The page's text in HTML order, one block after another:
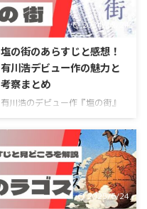
事実と神話的要素を巧みに融合し
ています。特に、アテルイ伝説や
ーの重要な柱となり、独自の世界
観を生み出しています。 本記事
では、物語の基本情報や登場人物
の関係性を紹介しつつ、詳しいあ
展開します。さらに、感想を交え
ながら、『薄紅天女』が描く壮大
...
2024/12/24
塩の街のあらすじと感想！
有川浩デビュー作の魅力と
考察まとめ
有川浩のデビュー作『塩の街』
は、終末SFと恋愛要素が融合し
た名作です。本作では、謎の現象
「塩害」がもたらす荒廃した世界
を舞台に、主人公たちの愛や希
望、再生への物語が描かれていま
す。この記事では、『塩の街』の
基本情報や、作家である作者・有
2025/6/24